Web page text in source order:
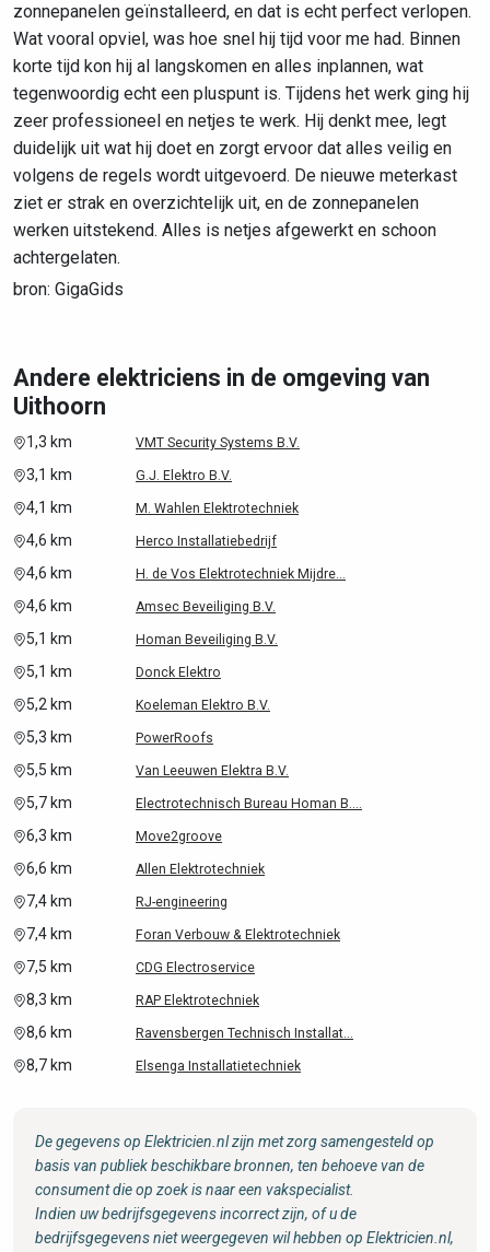
zonnepanelen geïnstalleerd, en dat is echt perfect verlopen.
Wat vooral opviel, was hoe snel hij tijd voor me had. Binnen
korte tijd kon hij al langskomen en alles inplannen, wat
tegenwoordig echt een pluspunt is. Tijdens het werk ging hij
zeer professioneel en netjes te werk. Hij denkt mee, legt
duidelijk uit wat hij doet en zorgt ervoor dat alles veilig en
volgens de regels wordt uitgevoerd. De nieuwe meterkast
ziet er strak en overzichtelijk uit, en de zonnepanelen
werken uitstekend. Alles is netjes afgewerkt en schoon
achtergelaten.
bron: GigaGids
Andere elektriciens in de omgeving van
Uithoorn
1,3 km VMT Security Systems B.V.
3,1 km G.J. Elektro B.V.
4,1 km M. Wahlen Elektrotechniek
4,6 km Herco Installatiebedrijf
4,6 km H. de Vos Elektrotechniek Mijdre...
4,6 km Amsec Beveiliging B.V.
5,1 km Homan Beveiliging B.V.
5,1 km Donck Elektro
5,2 km Koeleman Elektro B.V.
5,3 km PowerRoofs
5,5 km Van Leeuwen Elektra B.V.
5,7 km Electrotechnisch Bureau Homan B....
6,3 km Move2groove
6,6 km Allen Elektrotechniek
7,4 km RJ-engineering
7,4 km Foran Verbouw & Elektrotechniek
7,5 km CDG Electroservice
8,3 km RAP Elektrotechniek
8,6 km Ravensbergen Technisch Installat...
8,7 km Elsenga Installatietechniek
De gegevens op Elektricien.nl zijn met zorg samengesteld op
basis van publiek beschikbare bronnen, ten behoeve van de
consument die op zoek is naar een vakspecialist.
Indien uw bedrijfsgegevens incorrect zijn, of u de
bedrijfsgegevens niet weergegeven wil hebben op Elektricien.nl,